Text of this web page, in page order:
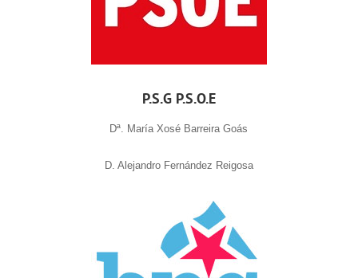
P.S.G P.S.O.E
Dª. María Xosé Barreira Goás
D. Alejandro Fernández Reigosa